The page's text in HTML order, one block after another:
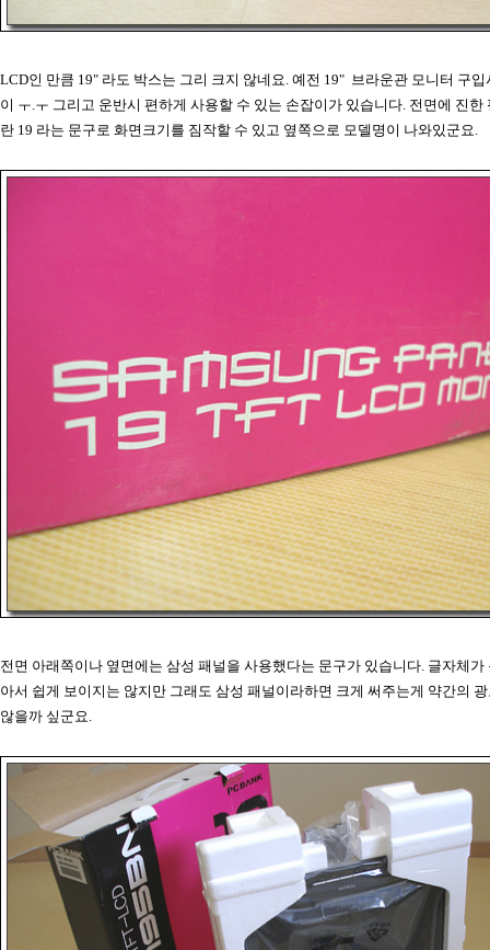
LCD인 만큼 19" 라도 박스는 그리 크지 않네요. 예전 19" 브라운관 모니터 구입
이 ㅜ.ㅜ 그리고 운반시 편하게 사용할 수 있는 손잡이가 있습니다. 전면에 진한
란 19 라는 문구로 화면크기를 짐작할 수 있고 옆쪽으로 모델명이 나와있군요.
전면 아래쪽이나 옆면에는 삼성 패널을 사용했다는 문구가 있습니다. 글자체가
아서 쉽게 보이지는 않지만 그래도 삼성 패널이라하면 크게 써주는게 약간의
않을까 싶군요.